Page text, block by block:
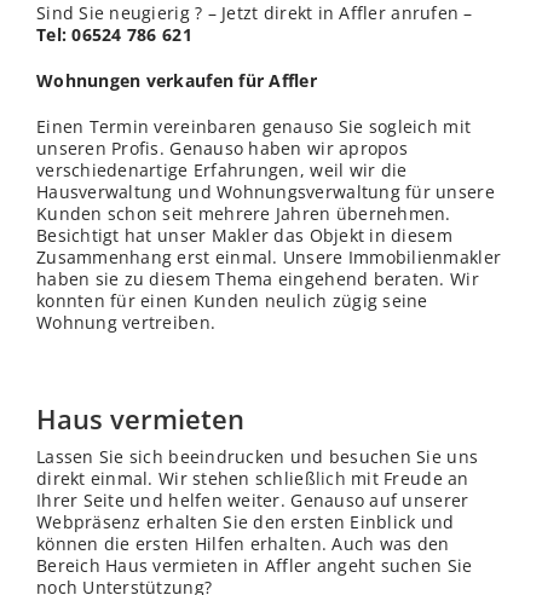
Sind Sie neugierig ? – Jetzt direkt in Affler anrufen –
Tel: 06524 786 621
Wohnungen verkaufen für Affler
Einen Termin vereinbaren genauso Sie sogleich mit
unseren Profis. Genauso haben wir apropos
verschiedenartige Erfahrungen, weil wir die
Hausverwaltung und Wohnungsverwaltung für unsere
Kunden schon seit mehrere Jahren übernehmen.
Besichtigt hat unser Makler das Objekt in diesem
Zusammenhang erst einmal. Unsere Immobilienmakler
haben sie zu diesem Thema eingehend beraten. Wir
konnten für einen Kunden neulich zügig seine
Wohnung vertreiben.
Haus vermieten
Lassen Sie sich beeindrucken und besuchen Sie uns
direkt einmal. Wir stehen schließlich mit Freude an
Ihrer Seite und helfen weiter. Genauso auf unserer
Webpräsenz erhalten Sie den ersten Einblick und
können die ersten Hilfen erhalten. Auch was den
Bereich Haus vermieten in Affler angeht suchen Sie
noch Unterstützung?